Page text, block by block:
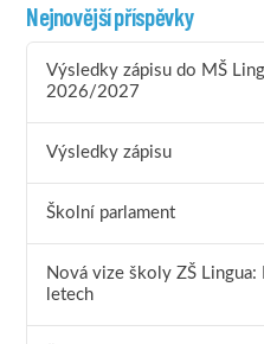
Nejnovější příspěvky
Výsledky zápisu do MŠ
2026/2027
Výsledky zápisu
Školní parlament
Nová vize školy ZŠ Lingua:
letech